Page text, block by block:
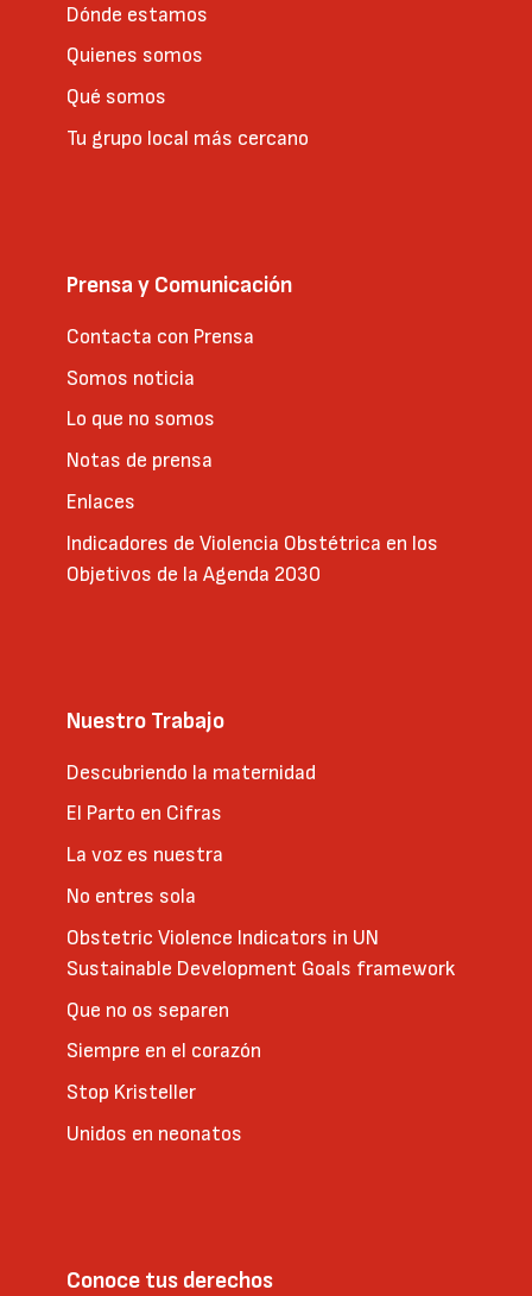
Dónde estamos
Quienes somos
Qué somos
Tu grupo local más cercano
Prensa y Comunicación
Contacta con Prensa
Somos noticia
Lo que no somos
Notas de prensa
Enlaces
Indicadores de Violencia Obstétrica en los
Objetivos de la Agenda 2030
Nuestro Trabajo
Descubriendo la maternidad
El Parto en Cifras
La voz es nuestra
No entres sola
Obstetric Violence Indicators in UN
Sustainable Development Goals framework
Que no os separen
Siempre en el corazón
Stop Kristeller
Unidos en neonatos
Conoce tus derechos